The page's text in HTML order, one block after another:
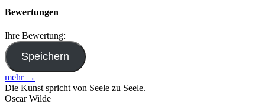
Bewertungen
Ihre Bewertung:
mehr →
Die Kunst spricht von Seele zu Seele.
Oscar Wilde